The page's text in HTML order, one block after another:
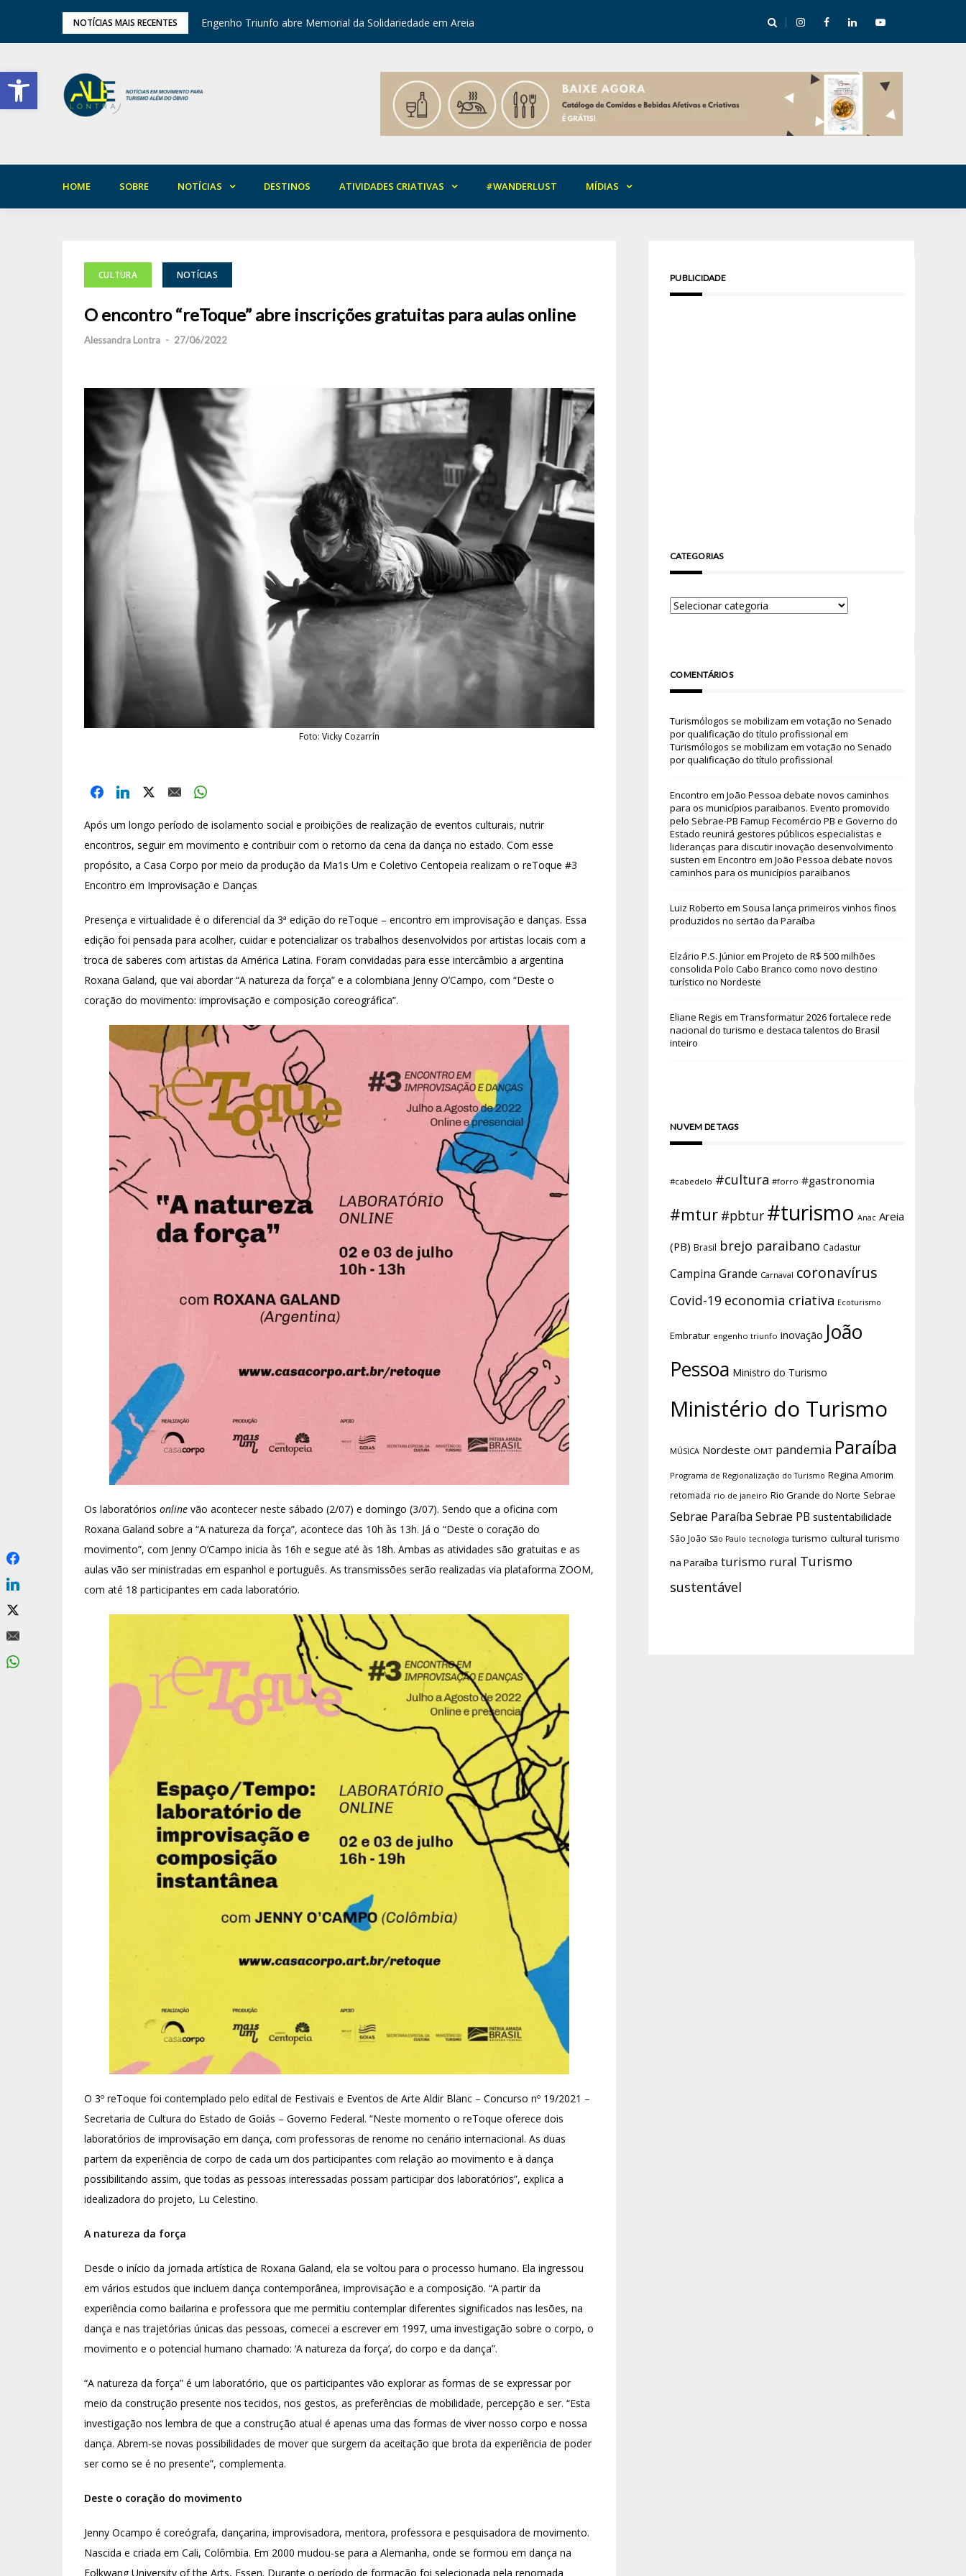
Barra de Ferramentas Aberta
NOTÍCIAS MAIS RECENTES
de Inverno das Serras Engenho Triunfo abre Memorial da Solidariedade em Areia Mirian Rocha abre mentoria de storytelling com 10 vagas
HOME SOBRE NOTÍCIAS DESTINOS ATIVIDADES CRIATIVAS #WANDERLUST MÍDIAS
CULTURA NOTÍCIAS
O encontro “reToque” abre inscrições gratuitas para aulas online
Alessandra Lontra - 27/06/2022
Foto: Vicky Cozarrín
Após um longo período de isolamento social e proibições de realização de eventos culturais, nutrir
encontros, seguir em movimento e contribuir com o retorno da cena da dança no estado. Com esse
propósito, a Casa Corpo por meio da produção da Ma1s Um e Coletivo Centopeia realizam o reToque #3
Encontro em Improvisação e Danças
Presença e virtualidade é o diferencial da 3ª edição do reToque – encontro em improvisação e danças. Essa
edição foi pensada para acolher, cuidar e potencializar os trabalhos desenvolvidos por artistas locais com a
troca de saberes com artistas da América Latina. Foram convidadas para esse intercâmbio a argentina
Roxana Galand, que vai abordar “A natureza da força” e a colombiana Jenny O’Campo, com “Deste o
coração do movimento: improvisação e composição coreográfica”.
Os laboratórios online vão acontecer neste sábado (2/07) e domingo (3/07). Sendo que a oficina com
Roxana Galand sobre a “A natureza da força”, acontece das 10h às 13h. Já o “Deste o coração do
movimento”, com Jenny O’Campo inicia às 16h e segue até às 18h. Ambas as atividades são gratuitas e as
aulas vão ser ministradas em espanhol e português. As transmissões serão realizadas via plataforma ZOOM,
com até 18 participantes em cada laboratório.
O 3º reToque foi contemplado pelo edital de Festivais e Eventos de Arte Aldir Blanc – Concurso nº 19/2021 –
Secretaria de Cultura do Estado de Goiás – Governo Federal. “Neste momento o reToque oferece dois
laboratórios de improvisação em dança, com professoras de renome no cenário internacional. As duas
partem da experiência de corpo de cada um dos participantes com relação ao movimento e à dança
possibilitando assim, que todas as pessoas interessadas possam participar dos laboratórios”, explica a
idealizadora do projeto, Lu Celestino.
A natureza da força
Desde o início da jornada artística de Roxana Galand, ela se voltou para o processo humano. Ela ingressou
em vários estudos que incluem dança contemporânea, improvisação e a composição. “A partir da
experiência como bailarina e professora que me permitiu contemplar diferentes significados nas lesões, na
dança e nas trajetórias únicas das pessoas, comecei a escrever em 1997, uma investigação sobre o corpo, o
movimento e o potencial humano chamado: ‘A natureza da força’, do corpo e da dança”.
“A natureza da força” é um laboratório, que os participantes vão explorar as formas de se expressar por
meio da construção presente nos tecidos, nos gestos, as preferências de mobilidade, percepção e ser. “Esta
investigação nos lembra de que a construção atual é apenas uma das formas de viver nosso corpo e nossa
dança. Abrem-se novas possibilidades de mover que surgem da aceitação que brota da experiência de poder
ser como se é no presente”, complementa.
Deste o coração do movimento
Jenny Ocampo é coreógrafa, dançarina, improvisadora, mentora, professora e pesquisadora de movimento.
Nascida e criada em Cali, Colômbia. Em 2000 mudou-se para a Alemanha, onde se formou em dança na
Folkwang University of the Arts, Essen. Durante o período de formação foi selecionada pela renomada
PUBLICIDADE
CATEGORIAS
COMENTÁRIOS
Turismólogos se mobilizam em votação no Senado
por qualificação do título profissional em
Turismólogos se mobilizam em votação no Senado
por qualificação do título profissional
Encontro em João Pessoa debate novos caminhos
para os municípios paraibanos. Evento promovido
pelo Sebrae-PB Famup Fecomércio PB e Governo do
Estado reunirá gestores públicos especialistas e
lideranças para discutir inovação desenvolvimento
susten em Encontro em João Pessoa debate novos
caminhos para os municípios paraibanos
Luiz Roberto em Sousa lança primeiros vinhos finos
produzidos no sertão da Paraíba
Elzário P.S. Júniorem Projeto de R$ 500 milhões
consolida Polo Cabo Branco como novo destino
turístico no Nordeste
Eliane Regis em Transformatur 2026 fortalece rede
nacional do turismo e destaca talentos do Brasil
inteiro
NUVEM DE TAGS
#cabedelo #cultura #forro #gastronomia
#mtur #pbtur #turismo Anac Areia
(PB) Brasil brejo paraibano Cadastur
Campina Grande Carnaval coronavírus
Covid-19 economia criativa Ecoturismo
Embratur engenho triunfo inovação João
Pessoa Ministro do Turismo
Ministério do Turismo
MÚSICA Nordeste OMT pandemia Paraíba
Programa de Regionalização do Turismo Regina Amorim
retomada rio de janeiro Rio Grande do Norte Sebrae
Sebrae Paraíba Sebrae PB sustentabilidade
São João São Paulo tecnologia turismo cultural turismo
na Paraíba turismo rural Turismo
sustentável